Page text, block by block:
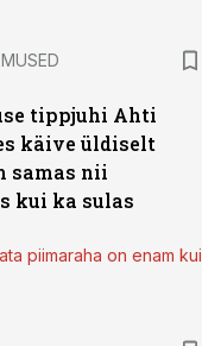
tippjuhi Ahti
käive üldiselt
samas nii
kui ka sulas
piimaraha on enam kui